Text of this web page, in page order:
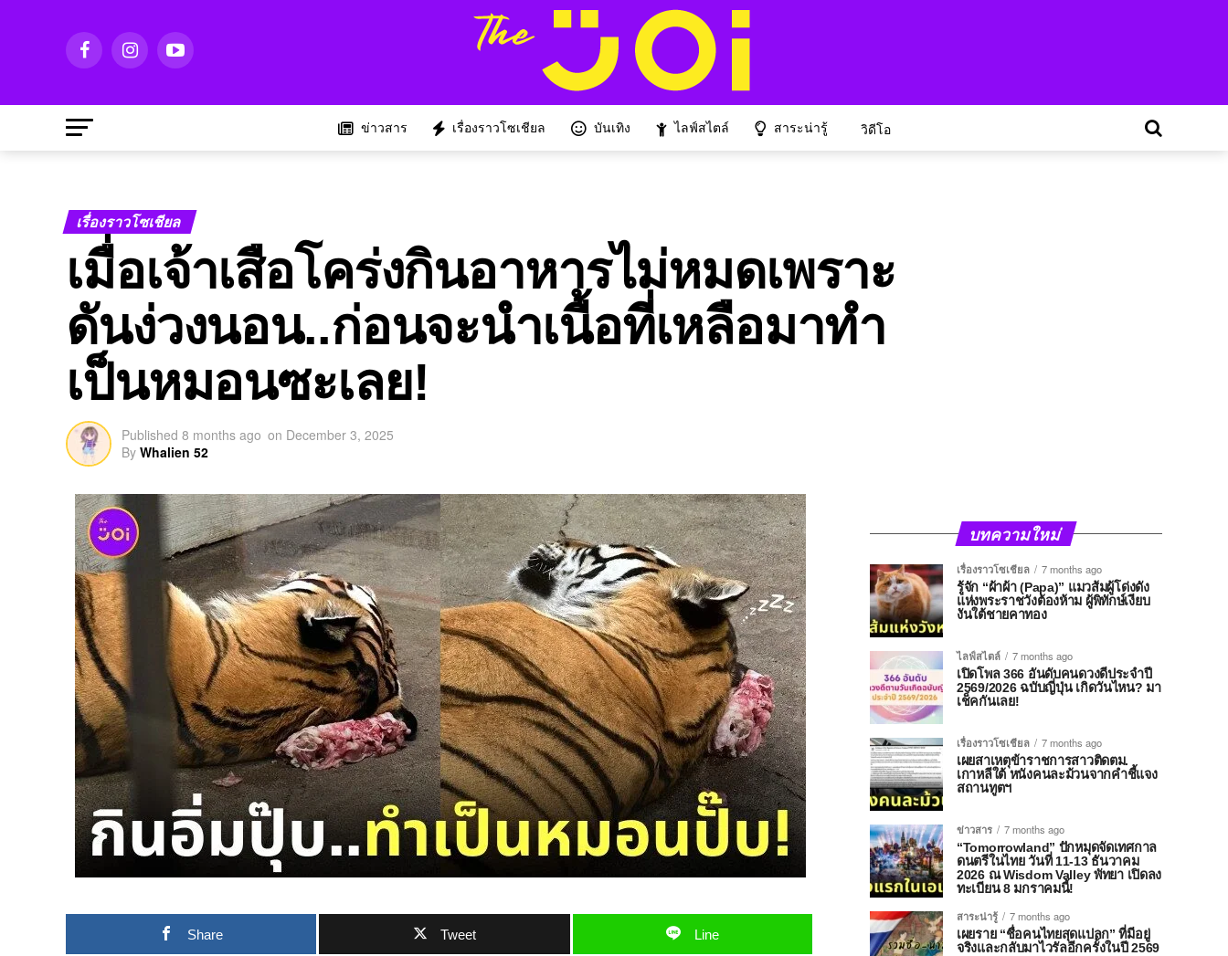
ข่าวสาร เรื่องราวโซเชียล บันเทิง ไลฟ์สไตล์ สาระน่ารู้ วิดีโอ
เรื่องราวโซเชียล
เมื่อเจ้าเสือโคร่งกินอาหารไม่หมดเพราะ
ดันง่วงนอน..ก่อนจะนำเนื้อที่เหลือมาทำ
เป็นหมอนซะเลย!
Published 8 months ago on December 3, 2025
By Whalien 52
Share Tweet Line
บทความใหม่
เรื่องราวโซเชียล
7 months ago
รู้จัก “ผ้าผ้า (Papa)” แมวส้มผู้โด่งดัง
แห่งพระราชวังต้องห้าม ผู้พิทักษ์เงียบ
งันใต้ชายคาทอง
ไลฟ์สไตล์
7 months ago
เปิดโพล 366 อันดับคนดวงดีประจำปี
2569/2026 ฉบับญี่ปุ่น เกิดวันไหน? มา
เช็คกันเลย!
เรื่องราวโซเชียล
7 months ago
เผยสาเหตุข้าราชการสาวติดตม.
เกาหลีใต้ หนังคนละม้วนจากคำชี้แจง
สถานทูตฯ
ข่าวสาร
7 months ago
“Tomorrowland” ปักหมุดจัดเทศกาล
ดนตรีในไทย วันที่ 11-13 ธันวาคม
2026 ณ Wisdom Valley พัทยา เปิดลง
ทะเบียน 8 มกราคมนี้!
สาระน่ารู้
7 months ago
เผยราย “ชื่อคนไทยสุดแปลก” ที่มีอยู่
จริงและกลับมาไวรัลอีกครั้งในปี 2569